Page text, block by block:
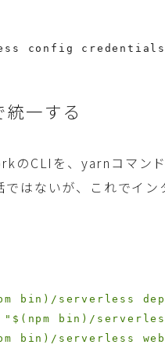
config
一する
のCLIを、yarnコマン
はないが、これでイン
bin)/serverless
"$(npm bin)/
bin)/serverless